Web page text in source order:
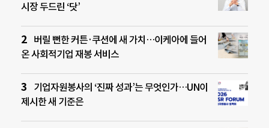
시장 두드린 ‘닷’
버릴 뻔한 커튼·쿠션에 새 가치…이케아에 들어
온 사회적기업 재봉 서비스
기업자원봉사의 ‘진짜 성과’는 무엇인가…UN이
제시한 새 기준은